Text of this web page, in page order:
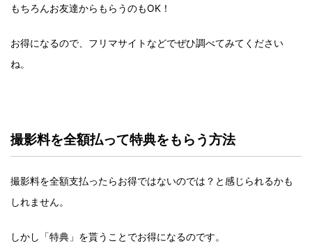
もちろんお友達からもらうのもOK！
お得になるので、フリマサイトなどでぜひ調べてみてください
ね。
撮影料を全額払って特典をもらう方法
撮影料を全額支払ったらお得ではないのでは？と感じられるかも
しれません。
しかし「特典」を貰うことでお得になるのです。